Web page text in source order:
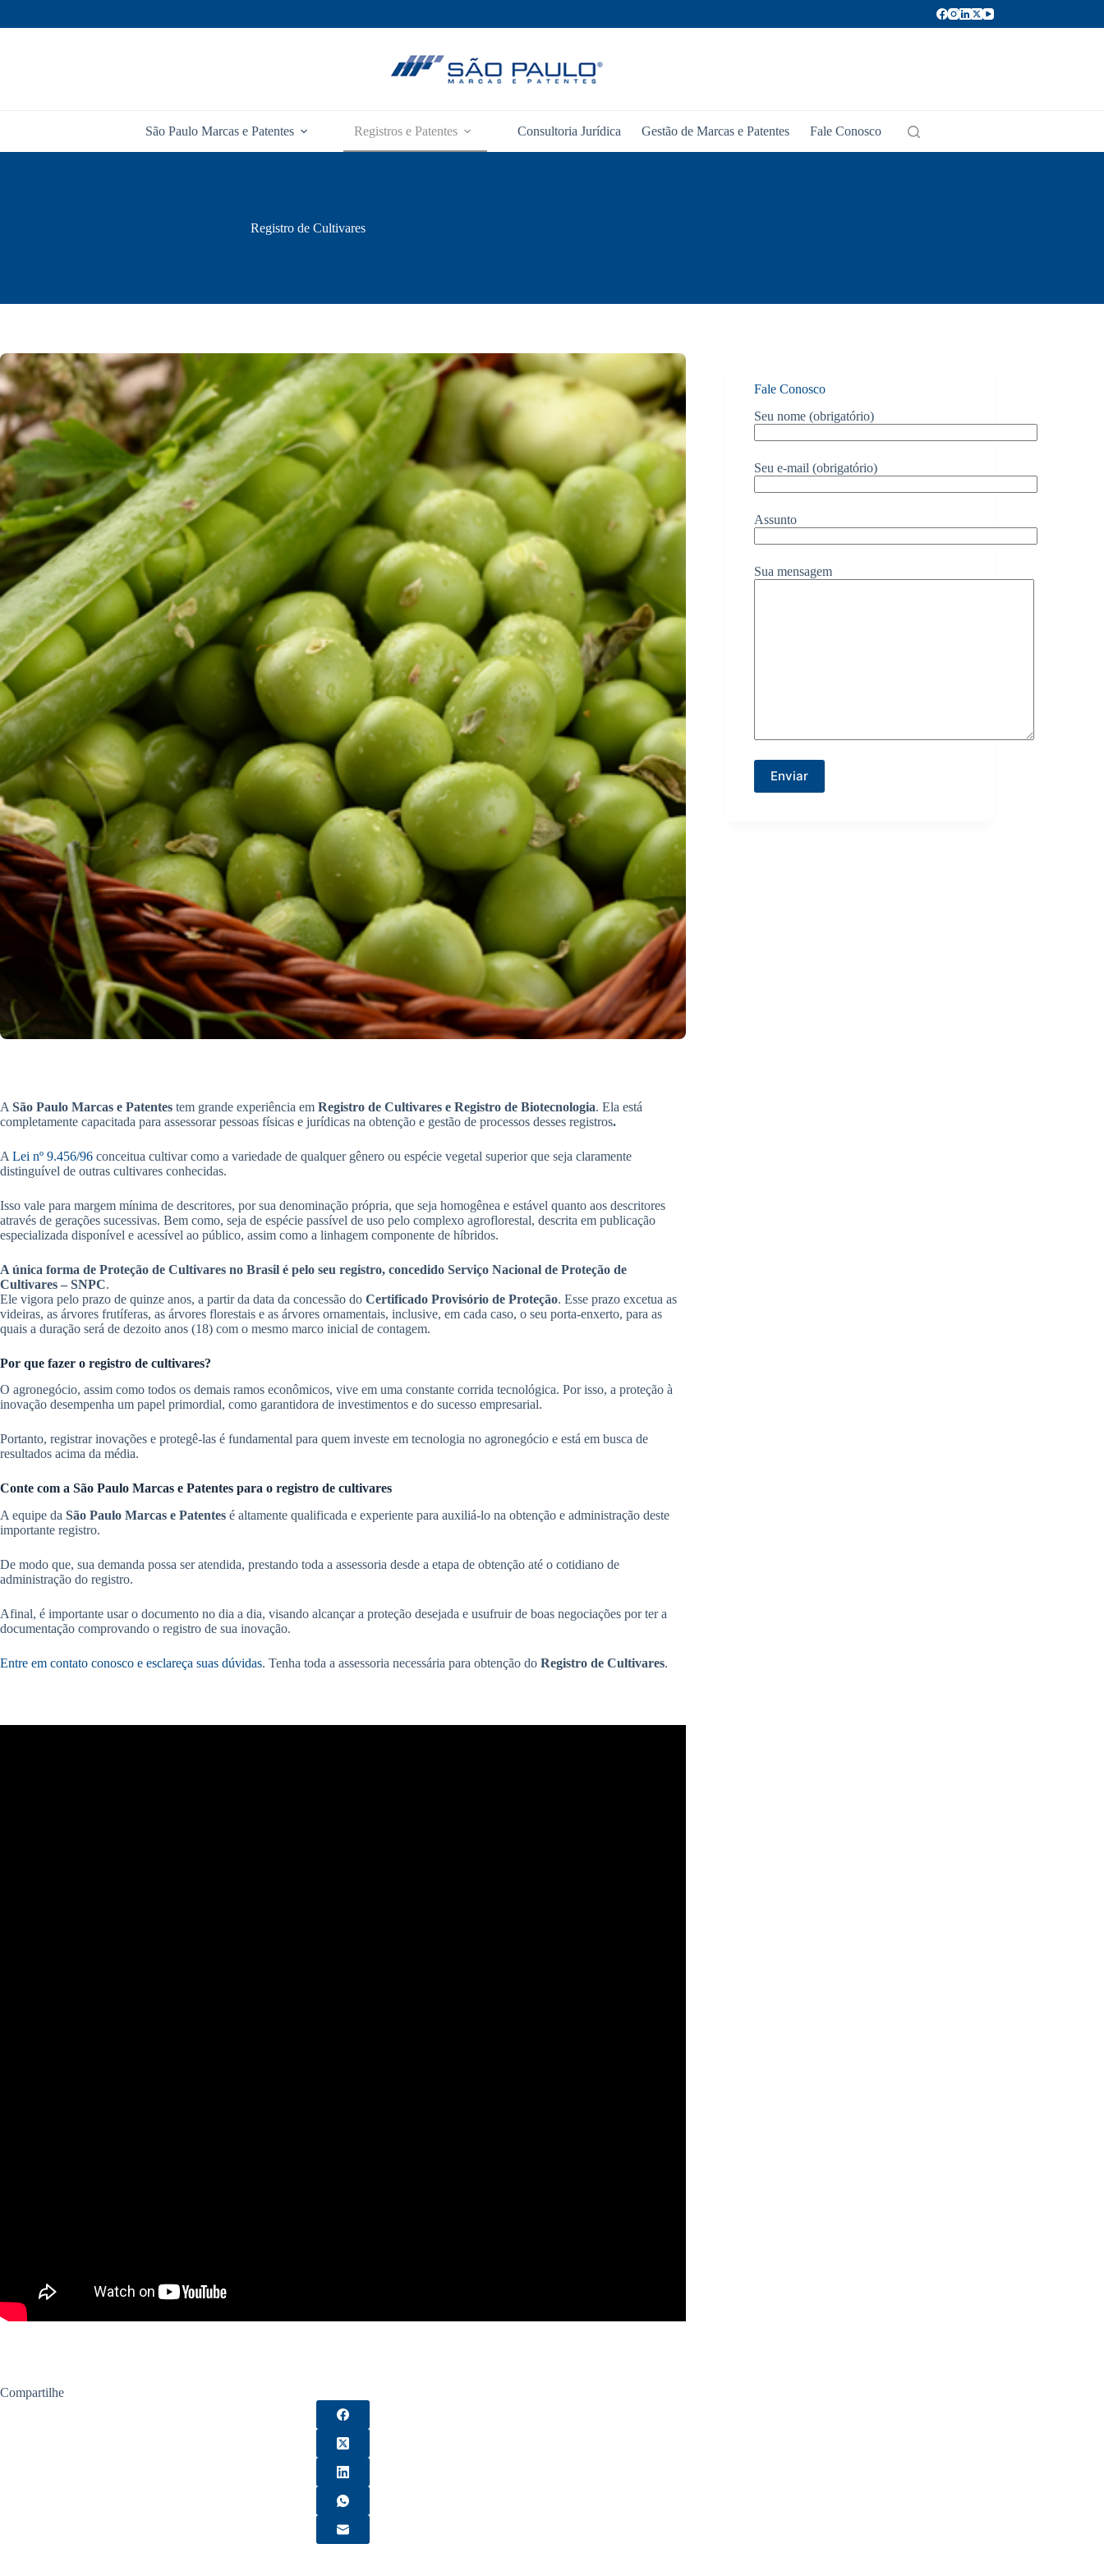
São Paulo Marcas e Patentes Registros e Patentes Consultoria Jurídica Gestão de Marcas e Patentes Fale Conosco
Registro de Cultivares
A São Paulo Marcas e Patentes tem grande experiência em Registro de Cultivares e Registro de Biotecnologia. Ela está
completamente capacitada para assessorar pessoas físicas e jurídicas na obtenção e gestão de processos desses registros.
A Lei nº 9.456/96 conceitua cultivar como a variedade de qualquer gênero ou espécie vegetal superior que seja claramente
distinguível de outras cultivares conhecidas.
Isso vale para margem mínima de descritores, por sua denominação própria, que seja homogênea e estável quanto aos descritores
através de gerações sucessivas. Bem como, seja de espécie passível de uso pelo complexo agroflorestal, descrita em publicação
especializada disponível e acessível ao público, assim como a linhagem componente de híbridos.
A única forma de Proteção de Cultivares no Brasil é pelo seu registro, concedido Serviço Nacional de Proteção de
Cultivares – SNPC.
Ele vigora pelo prazo de quinze anos, a partir da data da concessão do Certificado Provisório de Proteção. Esse prazo excetua as
videiras, as árvores frutíferas, as árvores florestais e as árvores ornamentais, inclusive, em cada caso, o seu porta-enxerto, para as
quais a duração será de dezoito anos (18) com o mesmo marco inicial de contagem.
Por que fazer o registro de cultivares?
O agronegócio, assim como todos os demais ramos econômicos, vive em uma constante corrida tecnológica. Por isso, a proteção à
inovação desempenha um papel primordial, como garantidora de investimentos e do sucesso empresarial.
Portanto, registrar inovações e protegê-las é fundamental para quem investe em tecnologia no agronegócio e está em busca de
resultados acima da média.
Conte com a São Paulo Marcas e Patentes para o registro de cultivares
A equipe da São Paulo Marcas e Patentes é altamente qualificada e experiente para auxiliá-lo na obtenção e administração deste
importante registro.
De modo que, sua demanda possa ser atendida, prestando toda a assessoria desde a etapa de obtenção até o cotidiano de
administração do registro.
Afinal, é importante usar o documento no dia a dia, visando alcançar a proteção desejada e usufruir de boas negociações por ter a
documentação comprovando o registro de sua inovação.
Entre em contato conosco e esclareça suas dúvidas. Tenha toda a assessoria necessária para obtenção do Registro de Cultivares.
Compartilhe
Fale Conosco
Seu nome (obrigatório)
Seu e-mail (obrigatório)
Assunto
Sua mensagem